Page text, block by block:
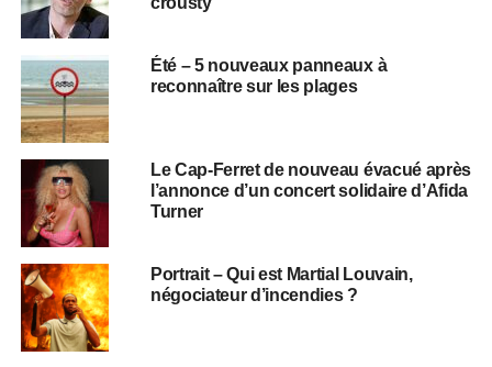
Été – 5 nouveaux panneaux à
reconnaître sur les plages
Le Cap-Ferret de nouveau évacué après
l’annonce d’un concert solidaire d’Afida
Turner
Portrait – Qui est Martial Louvain,
négociateur d’incendies ?